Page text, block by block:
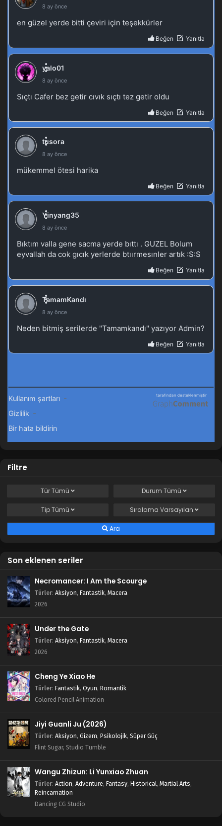
Tales of Herding Gods 35.Bölüm izle
Blm 34 - Haziran 9, 2025
Tales of Herding Gods 33.Bölüm izle
Tales of Herding Gods 32.Bölüm izle 4K
Blm 32 - Mayıs 26, 2025
Tales of Herding Gods 30.Bölüm izle
Blm 30 - Mayıs 11, 2025
Tales of Herding Gods 29.Bölüm izle
Tales of Herding Gods 28.Bölüm
Blm 28 - Nisan 27, 2025
Blm 23 - Mart 24, 2025
Tales of Herding Gods 22.Bölüm izle
Tales of Herding Gods 21.Bölüm izle
Blm 21 - Mart 10, 2025
Blm 20 - Mart 3, 2025
Tales of Herding Gods 18.Bölüm izle
Tales of Herding Gods 17.Bölüm izle
Blm 17 - Şubat 10, 2025
Tales of Herding Gods 16.Bölüm izle
Blm 16 - Şubat 3, 2025
Filtre
TürTümü Durum Tümü
TipTümü Sıralama Varsayılan
Ara
Son eklenen seriler
Necromancer: I Am the Scourge
Türler: Aksiyon, Fantastik, Macera
2026
Under the Gate
Türler: Aksiyon, Fantastik, Macera
2026
Cheng Ye Xiao He
Türler: Fantastik, Oyun, Romantik
Colored Pencil Animation
Jiyi Guanli Ju (2026)
Türler: Aksiyon, Gizem, Psikolojik, Süper Güç
Flint Sugar, Studio Tumble
Wangu Zhizun: Li Yunxiao Zhuan
Türler: Action, Adventure, Fantasy, Historical, Martial Arts,
Reincarnation
Dancing CG Studio